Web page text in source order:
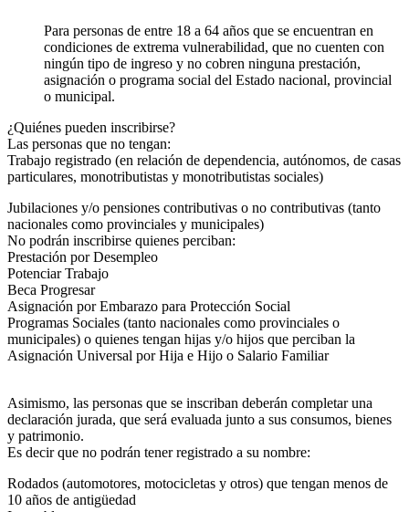
Para personas de entre 18 a 64 años que se encuentran en
condiciones de extrema vulnerabilidad, que no cuenten con
ningún tipo de ingreso y no cobren ninguna prestación,
asignación o programa social del Estado nacional, provincial
o municipal.
¿Quiénes pueden inscribirse?
Las personas que no tengan:
Trabajo registrado (en relación de dependencia, autónomos, de casas
particulares, monotributistas y monotributistas sociales)
Jubilaciones y/o pensiones contributivas o no contributivas (tanto
nacionales como provinciales y municipales)
No podrán inscribirse quienes perciban:
Prestación por Desempleo
Potenciar Trabajo
Beca Progresar
Asignación por Embarazo para Protección Social
Programas Sociales (tanto nacionales como provinciales o
municipales) o quienes tengan hijas y/o hijos que perciban la
Asignación Universal por Hija e Hijo o Salario Familiar
Asimismo, las personas que se inscriban deberán completar una
declaración jurada, que será evaluada junto a sus consumos, bienes
y patrimonio.
Es decir que no podrán tener registrado a su nombre:
Rodados (automotores, motocicletas y otros) que tengan menos de
10 años de antigüedad